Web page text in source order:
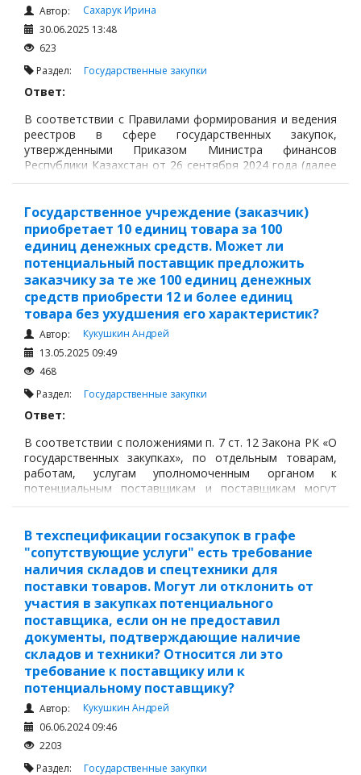
Автор:
Сахарук Ирина
30.06.2025 13:48
623
Раздел: Государственные закупки
Ответ:
В соответствии с Правилами формирования и ведения
реестров в сфере государственных закупок,
утвержденными Приказом Министра финансов
Республики Казахстан от 26 сентября 2024 года (далее
- Правила),
Государственное учреждение (заказчик)
приобретает 10 единиц товара за 100
единиц денежных средств. Может ли
потенциальный поставщик предложить
заказчику за те же 100 единиц денежных
средств приобрести 12 и более единиц
товара без ухудшения его характеристик?
Автор:
Кукушкин Андрей
13.05.2025 09:49
468
Раздел: Государственные закупки
Ответ:
В соответствии с положениями п. 7 ст. 12 Закона РК «О
государственных закупках», по отдельным товарам,
работам, услугам уполномоченным органом к
потенциальным поставщикам и поставщикам могут
быть установлены дополнительные требования по
уполномоченным органом.
В техспецификации госзакупок в графе
"сопутствующие услуги" есть требование
наличия складов и спецтехники для
поставки товаров. Могут ли отклонить от
участия в закупках потенциального
поставщика, если он не предоставил
документы, подтверждающие наличие
складов и техники? Относится ли это
требование к поставщику или к
потенциальному поставщику?
Автор:
Кукушкин Андрей
06.06.2024 09:46
2203
Раздел: Государственные закупки